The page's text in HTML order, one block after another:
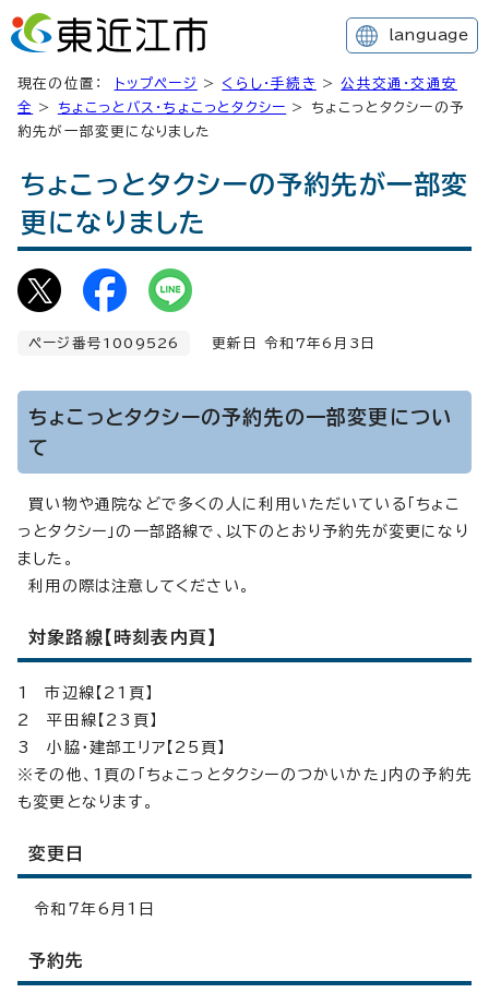
language
現在の位置： トップページ > くらし・手続き >公共交通・交通安
全
> ちょこっとバス・ちょこっとタクシー > ちょこっとタクシーの予
約先が一部変更になりました
ちょこっとタクシーの予約先が一部変
更になりました
ページ番号1009526 更新日 令和7年6月3日
ちょこっとタクシーの予約先の一部変更につい
て
買い物や通院などで多くの人に利用いただいている「ちょこ
っとタクシー」の一部路線で、以下のとおり予約先が変更になり
ました。
利用の際は注意してください。
対象路線【時刻表内頁】
1 市辺線【21頁】
2 平田線【23頁】
3 小脇・建部エリア【25頁】
※その他、1頁の「ちょこっとタクシーのつかいかた」内の予約先
も変更となります。
変更日
令和7年6月1日
予約先